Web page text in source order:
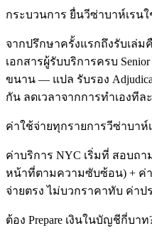
กระบวนการ ยื่นวีซ่าบาห์เรนใ
จากปรึกษาครั้งแรกถึงรับเล่ม
เอกสารผู้รับบริการครบ
ขนาน — แปล รับรอง
กัน ลดเวลาจากการทำเองทีล
ค่าใช้จ่ายทุกรายการวีซ่าบาห์
ค่าบริการ NYC เริ่มที่ สอบถา
หน้าที่ตามความซับซ้อน) + ค่
จ่ายตรง ไม่บวกราคาทับ ค่าป
ต้อง Prepare เงินในบัญชีกี่บาท